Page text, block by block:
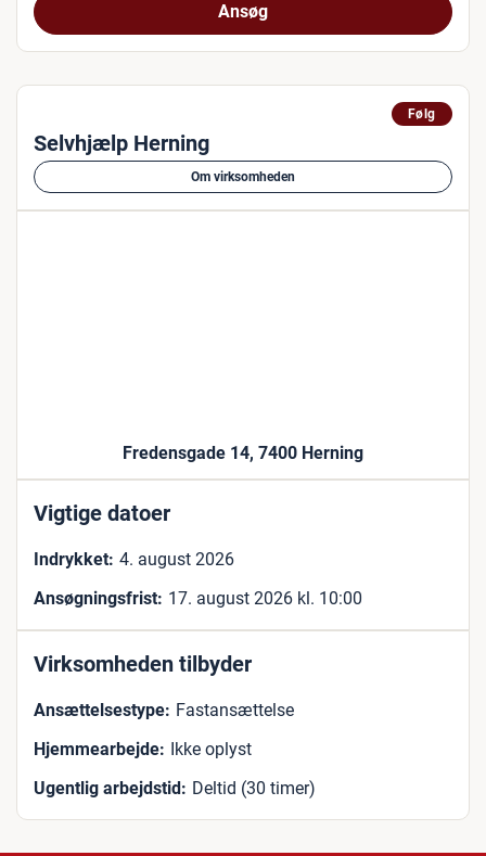
Ansøg
Følg
Selvhjælp Herning
Om virksomheden
Fredensgade 14, 7400 Herning
Vigtige datoer
Indrykket: 4. august 2026
Ansøgningsfrist: 17. august 2026 kl. 10:00
Virksomheden tilbyder
Ansættelsestype: Fastansættelse
Hjemmearbejde: Ikke oplyst
Ugentlig arbejdstid: Deltid (30 timer)